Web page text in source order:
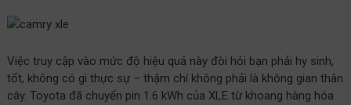
Việc truy cập vào mức độ hiệu quả này đòi hỏi bạn phải hy sinh,
tốt, không có gì thực sự – thậm chí không phải là không gian thân
cây. Toyota đã chuyển pin 1.6 kWh của XLE từ khoang hàng hóa